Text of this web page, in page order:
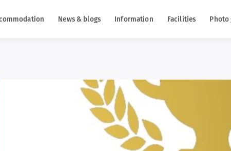
News & blogs Information Facilities Photo